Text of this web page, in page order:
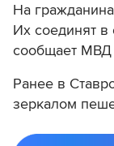
На
Их соединят в
сообщает МВД
Ранее в
зеркалом